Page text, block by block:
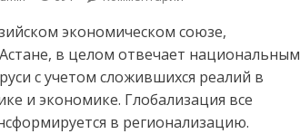
союз
экономическом союзе,
в целом отвечает национальным
с учетом сложившихся реалий в
и экономике. Глобализация все
в регионализацию.